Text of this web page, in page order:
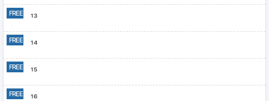
¹³
¹⁴
¹⁵
¹⁶